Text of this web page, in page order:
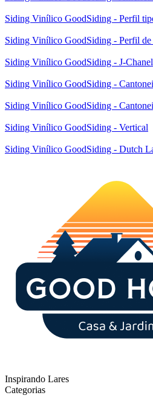
Siding Vinílico GoodSiding - Perfil
Siding Vinílico GoodSiding - Perfil
Siding Vinílico GoodSiding - J-Chanel
Siding Vinílico GoodSiding -
Siding Vinílico GoodSiding -
Siding Vinílico GoodSiding - Vertical
Siding Vinílico GoodSiding - Dutch
Inspirando Lares
Categorias